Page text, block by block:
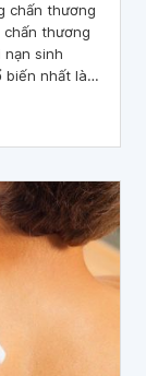
chấn thương
thương
sinh
biến nhất là
nhân có